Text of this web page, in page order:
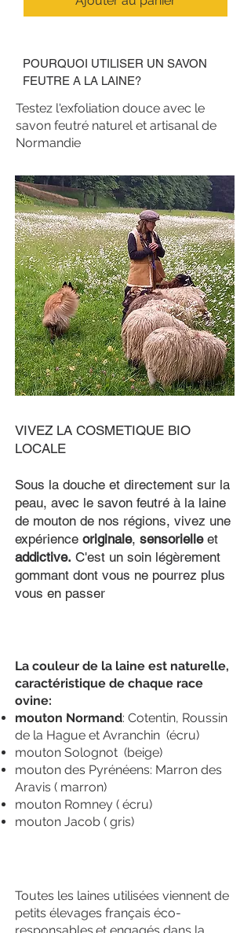
POURQUOI UTILISER UN SAVON
FEUTRE A LA LAINE?
Testez l'exfoliation douce avec le
savon feutré naturel et artisanal de
Normandie
VIVEZ LA COSMETIQUE BIO
LOCALE
Sous la douche et directement sur la
peau, avec le savon feutré à la laine
de mouton de nos régions, vivez une
expérience originale, sensorielleet
addictive. C'est un soin légèrement
gommant dont vous ne pourrez plus
vous en passer
La couleur de la laine est naturelle,
caractéristique de chaque race
ovine:
mouton Normand: Cotentin, Roussin
de la Hague et Avranchin (écru)
mouton Solognot (beige)
mouton des Pyrénéens: Marron des
Aravis ( marron)
mouton Romney ( écru)
mouton Jacob ( gris)
Toutes les laines utilisées viennent de
petits élevages français éco-